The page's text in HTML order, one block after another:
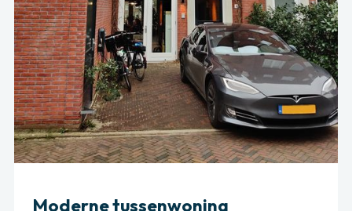
Moderne tussenwoning